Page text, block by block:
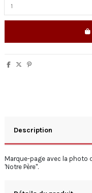
Description
Marque-page avec la photo
'Notre Père".